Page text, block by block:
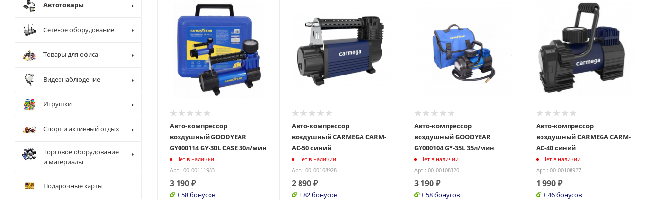
Авто-компрессор
воздушный GOODYEAR
GY000114 GY-30L CASE 30л/мин
Нет в наличии
Арт.: 00-00111983
3 190₽
+ 58 бонусов
Авто-компрессор
воздушный CARMEGA CARM-
AC-50 синий
Нет в наличии
Арт.: 00-00108928
2 890₽
+ 82 бонусов
Авто-компрессор
воздушный GOODYEAR
GY000104 GY-35L 35л/мин
Нет в наличии
Арт.: 00-00108320
3 190₽
+ 58 бонусов
Авто-компрессор
воздушный CARMEGA CARM-
AC-40 синий
Нет в наличии
Арт.: 00-00108927
1 990₽
+ 46 бонусов
Автотовары
Сетевое оборудование
Товары для офиса
Видеонаблюдение
Игрушки
Спорт и активный отдых
Торговое оборудование
и материалы
Подарочные карты